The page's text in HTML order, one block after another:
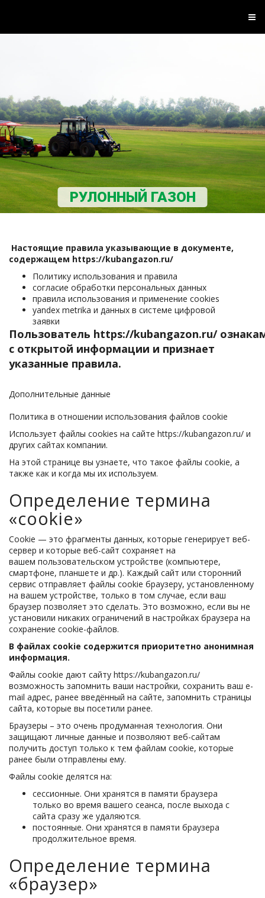
РУЛОННЫЙ ГАЗОН
Настоящие правила указывающие в документе,
содержащем https://kubangazon.ru/
Политику использования и правила
согласие обработки персональных данных
правила использования и применение cookies
yandex metrika и данных в системе цифровой
заявки
Пользователь https://kubangazon.ru/
с открытой информации и признает
указанные правила.
Дополнительные данные
Политика в отношении использования файлов сookie
Использует файлы cookies на сайте https://kubangazon.ru/ и
других сайтах компании.
На этой странице вы узнаете, что такое файлы cookie, а
также как и когда мы их используем.
Определение термина
«cookie»
Cookie — это фрагменты данных, которые генерирует веб-
сервер и которые веб-сайт сохраняет на
вашем пользовательском устройстве (компьютере,
смартфоне, планшете и др.). Каждый сайт или сторонний
сервис отправляет файлы cookie браузеру, установленному
на вашем устройстве, только в том случае, если ваш
браузер позволяет это сделать. Это возможно, если вы не
установили никаких ограничений в настройках браузера на
сохранение cookie-файлов.
В файлах cookie содержится приоритетно анонимная
информация.
Файлы cookie дают сайту https://kubangazon.ru/
возможность запомнить ваши настройки, сохранить ваш e-
mail адрес, ранее введённый на сайте, запомнить страницы
сайта, которые вы посетили ранее.
Браузеры – это очень продуманная технология. Они
защищают личные данные и позволяют веб-сайтам
получить доступ только к тем файлам cookie, которые
ранее были отправлены ему.
Файлы cookie делятся на:
сессионные. Они хранятся в памяти браузера
только во время вашего сеанса, после выхода с
сайта сразу же удаляются.
постоянные. Они хранятся в памяти браузера
продолжительное время.
Определение термина
«браузер»